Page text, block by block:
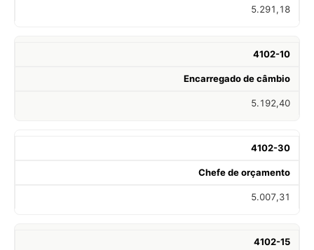
5.291,18
4102-10
Encarregado de câmbio
5.192,40
4102-30
Chefe de orçamento
5.007,31
4102-15